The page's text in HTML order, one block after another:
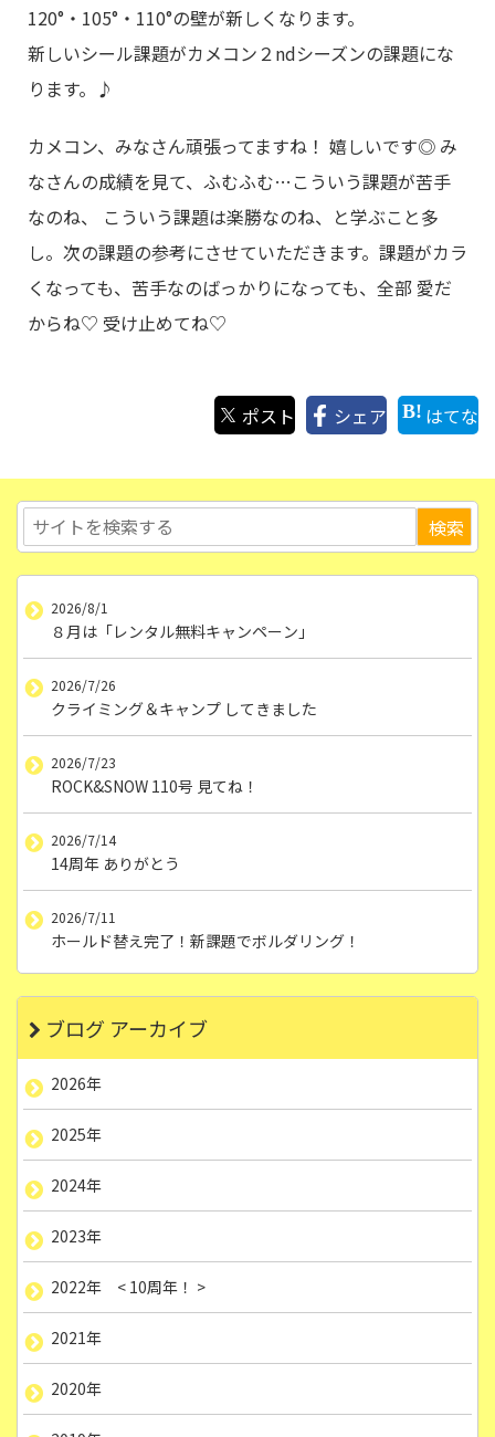
120°・105°・110°の壁が新しくなります。
新しいシール課題がカメコン２ndシーズンの課題にな
ります。♪
カメコン、みなさん頑張ってますね！ 嬉しいです◎ み
なさんの成績を見て、ふむふむ…こういう課題が苦手
なのね、 こういう課題は楽勝なのね、と学ぶこと多
し。次の課題の参考にさせていただきます。課題がカラ
くなっても、苦手なのばっかりになっても、全部 愛だ
からね♡ 受け止めてね♡
ポスト シェア はてな
2026/8/1
８月は「レンタル無料キャンペーン」
2026/7/26
クライミング＆キャンプ してきました
2026/7/23
ROCK&SNOW 110号 見てね！
2026/7/14
14周年 ありがとう
2026/7/11
ホールド替え完了！新課題でボルダリング！
ブログ アーカイブ
2026年
2025年
2024年
2023年
2022年 < 10周年！ >
2021年
2020年